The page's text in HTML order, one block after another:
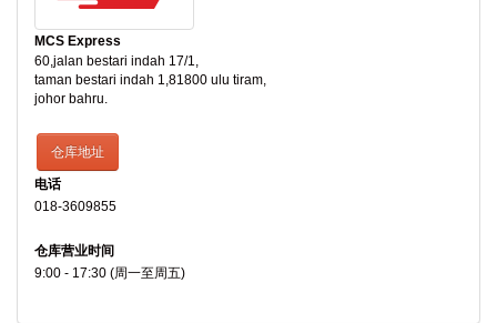
MCS Express
60,jalan bestari indah 17/1,
taman bestari indah 1,81800 ulu tiram,
johor bahru.
仓库地址
电话
018-3609855
仓库营业时间
9:00 - 17:30 (周一至周五)